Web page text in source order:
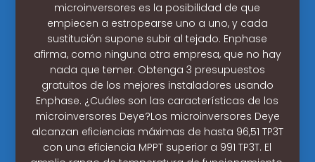
microinversores es la posibilidad de que
empiecen a estropearse uno a uno, y cada
sustitución supone subir al tejado. Enphase
afirma, como ninguna otra empresa, que no hay
nada que temer. Obtenga 3 presupuestos
gratuitos de los mejores instaladores usando
Enphase. ¿Cuáles son las características de los
microinversores Deye?Los microinversores Deye
alcanzan eficiencias máximas de hasta 96,51 TP3T
con una eficiencia MPPT superior a 991 TP3T. El